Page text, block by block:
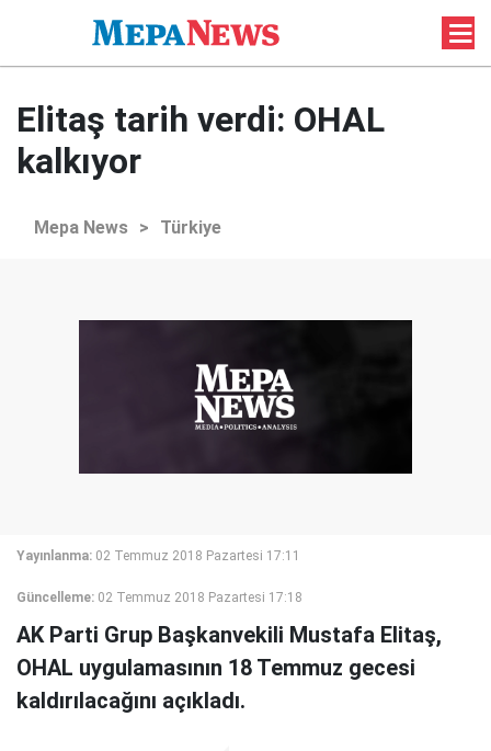
Elitaş tarih verdi: OHAL
kalkıyor
Mepa News > Türkiye
Yayınlanma: 02 Temmuz 2018 Pazartesi 17:11
Güncelleme: 02 Temmuz 2018 Pazartesi 17:18
AK Parti Grup Başkanvekili Mustafa Elitaş,
OHAL uygulamasının 18 Temmuz gecesi
kaldırılacağını açıkladı.